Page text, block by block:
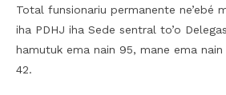
Total funsionariu permanente ne’ebé
iha PDHJ iha Sede sentral to’o
hamutuk ema nain 95, mane ema
42.